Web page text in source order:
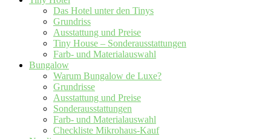
Das Hotel unter den Tinys
Grundriss
Ausstattung und Preise
Tiny House – Sonderausstattungen
Farb- und Materialauswahl
Bungalow
Warum Bungalow de Luxe?
Grundrisse
Ausstattung und Preise
Sonderausstattungen
Farb- und Materialauswahl
Checkliste Mikrohaus-Kauf